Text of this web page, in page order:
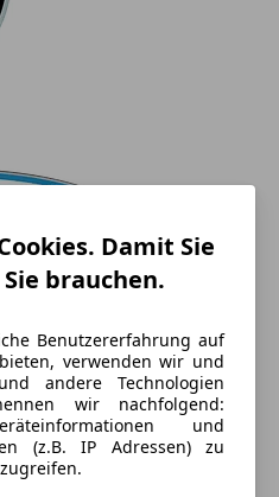
Damit Sie
brauchen.
Benutzererfahrung auf
verwenden wir und
andere Technologien
wir nachfolgend:
und
(z.B. IP Adressen) zu